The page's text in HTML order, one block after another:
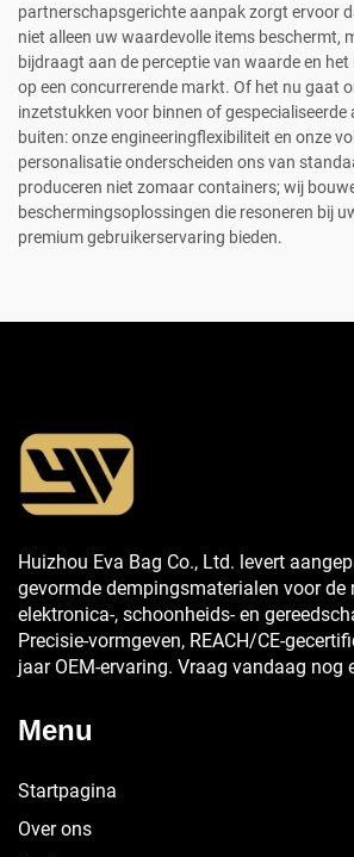
partnerschapsgerichte aanpak zorgt ervoor
niet alleen uw waardevolle items beschermt,
bijdraagt aan de perceptie van waarde en
op een concurrerende markt. Of het nu gaat
inzetstukken voor binnen of
buiten: onze engineeringflexibiliteit en onze
personalisatie onderscheiden ons van
produceren niet zomaar containers; wij
beschermingsoplossingen die resoneren bij
premium gebruikerservaring bieden.
Huizhou Eva Bag Co., Ltd. levert
gevormde dempingsmaterialen voor de
elektronica-, schoonheids- en
Precisie-vormgeven, REACH/CE-
jaar OEM-ervaring. Vraag vandaag nog
Menu
Startpagina
Over ons